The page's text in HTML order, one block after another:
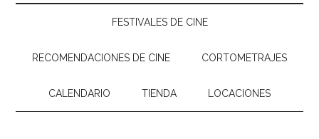
FESTIVALES DE CINE
RECOMENDACIONES DE CINE CORTOMETRAJES
CALENDARIO TIENDA LOCACIONES